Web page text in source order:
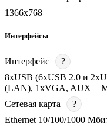
1366x768
Интерфейсы
Интерфейс
?
8хUSB (6хUSB 2.0 и
(LAN), 1хVGA, AUX +
Сетевая карта
?
Ethernet 10/100/1000